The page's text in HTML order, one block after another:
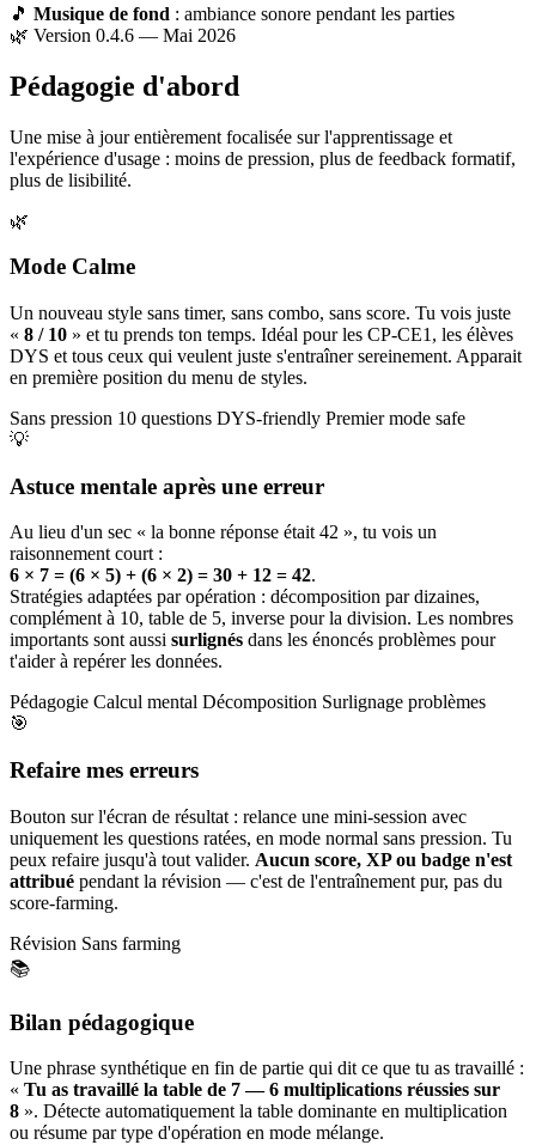
🎵 Musique de fond : ambiance sonore pendant les parties
🌿 Version 0.4.6 — Mai 2026
Pédagogie d'abord
Une mise à jour entièrement focalisée sur l'apprentissage et
l'expérience d'usage : moins de pression, plus de feedback formatif,
plus de lisibilité.
🌿
Mode Calme
Un nouveau style sans timer, sans combo, sans score. Tu vois juste
« 8 / 10 » et tu prends ton temps. Idéal pour les CP-CE1, les élèves
DYS et tous ceux qui veulent juste s'entraîner sereinement. Apparait
en première position du menu de styles.
Sans pression 10 questions DYS-friendly Premier mode safe
💡
Astuce mentale après une erreur
Au lieu d'un sec « la bonne réponse était 42 », tu vois un
raisonnement court :
6 × 7 = (6 × 5) + (6 × 2) = 30 + 12 = 42.
Stratégies adaptées par opération : décomposition par dizaines,
complément à 10, table de 5, inverse pour la division. Les nombres
importants sont aussi surlignés dans les énoncés problèmes pour
t'aider à repérer les données.
Pédagogie Calcul mental Décomposition Surlignage problèmes
🎯
Refaire mes erreurs
Bouton sur l'écran de résultat : relance une mini-session avec
uniquement les questions ratées, en mode normal sans pression. Tu
peux refaire jusqu'à tout valider. Aucun score, XP ou badge n'est
attribué pendant la révision — c'est de l'entraînement pur, pas du
score-farming.
Révision Sans farming
📚
Bilan pédagogique
Une phrase synthétique en fin de partie qui dit ce que tu as travaillé :
« Tu as travaillé la table de 7 — 6 multiplications réussies sur
8 ». Détecte automatiquement la table dominante en multiplication
ou résume par type d'opération en mode mélange.